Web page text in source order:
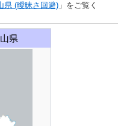
県 (曖昧さ回避) 」をご覧く
県